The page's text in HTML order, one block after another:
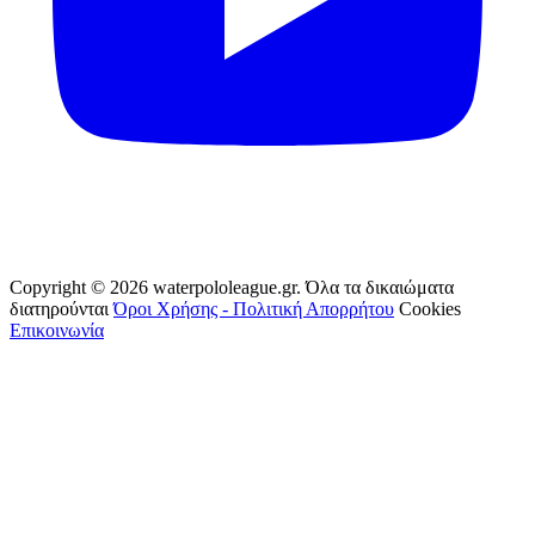
Copyright © 2026 waterpololeague.gr. Όλα τα δικαιώματα
διατηρούνταιΌροι Χρήσης - Πολιτική Απορρήτου Cookies
Επικοινωνία